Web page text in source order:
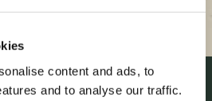
content and ads, to
and to analyse our traffic.